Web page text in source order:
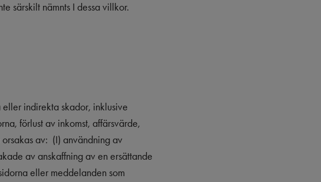
särskilt nämnts I dessa villkor.
indirekta skador, inklusive
förlust av inkomst, affärsvärde,
av: (I) användning av
av anskaffning av en ersättande
eller meddelanden som